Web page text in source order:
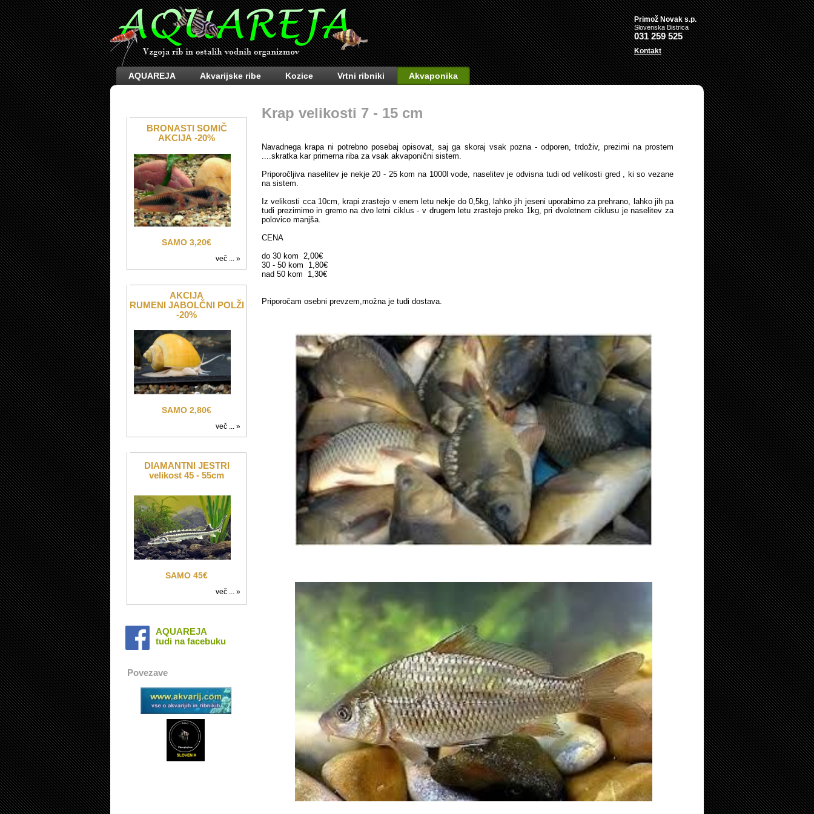
Primož Novak s.p.
Slovenska Bistrica
031 259 525
Kontakt
AQUAREJA Akvarijske ribe Kozice Vrtni ribniki Akvaponika
BRONASTI SOMIČ
AKCIJA -20%
SAMO 3,20€
več ... »
AKCIJA
RUMENI JABOLČNI POLŽI
-20%
SAMO 2,80€
več ... »
DIAMANTNI JESTRI
velikost 45 - 55cm
SAMO 45€
več ... »
AQUAREJA
tudi na facebuku
Povezave
Krap velikosti 7 - 15 cm
Navadnega krapa ni potrebno posebaj opisovat, saj ga skoraj vsak pozna - odporen, trdoživ, prezimi na prostem
....skratka kar primerna riba za vsak akvaponični sistem.
Priporočljiva naselitev je nekje 20 - 25 kom na 1000l vode, naselitev je odvisna tudi od velikosti gred , ki so vezane
na sistem.
Iz velikosti cca 10cm, krapi zrastejo v enem letu nekje do 0,5kg, lahko jih jeseni uporabimo za prehrano, lahko jih pa
tudi prezimimo in gremo na dvo letni ciklus - v drugem letu zrastejo preko 1kg, pri dvoletnem ciklusu je naselitev za
polovico manjša.
CENA
do 30 kom 2,00€
30 - 50 kom 1,80€
nad 50 kom 1,30€
Priporočam osebni prevzem,možna je tudi dostava.